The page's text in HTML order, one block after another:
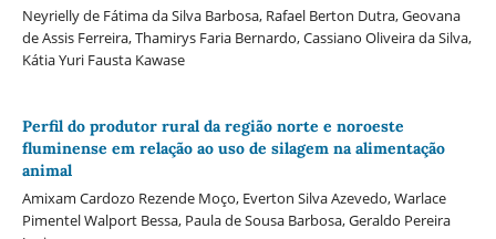
Neyrielly de Fátima da Silva Barbosa, Rafael Berton Dutra, Geovana
de Assis Ferreira, Thamirys Faria Bernardo, Cassiano Oliveira da Silva,
Kátia Yuri Fausta Kawase
Perfil do produtor rural da região norte e noroeste
fluminense em relação ao uso de silagem na alimentação
animal
Amixam Cardozo Rezende Moço, Everton Silva Azevedo, Warlace
Pimentel Walport Bessa, Paula de Sousa Barbosa, Geraldo Pereira